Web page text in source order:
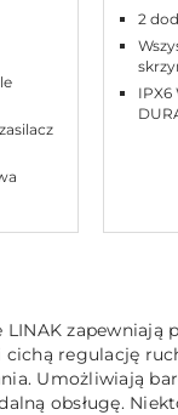
2
IPX6
zapewniają
cichą regulację
Umożliwiają
obsługę.